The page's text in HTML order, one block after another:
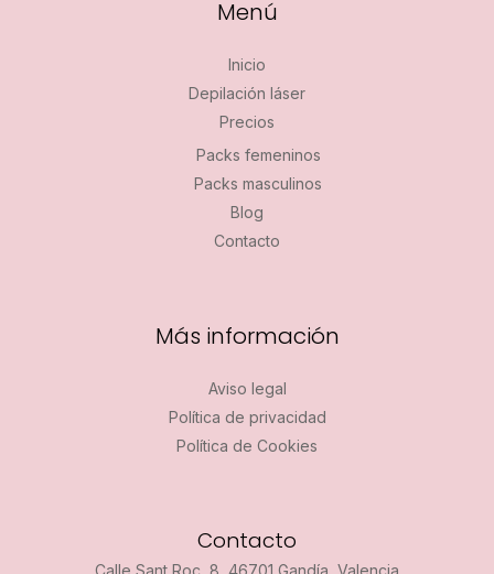
Menú
Inicio
Depilación láser
Precios
Packs femeninos
Packs masculinos
Blog
Contacto
Más información
Aviso legal
Política de privacidad
Política de Cookies
Contacto
Calle Sant Roc, 8, 46701 Gandía, Valencia